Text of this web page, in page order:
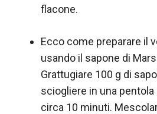
flacone.
Ecco come preparare il
usando il sapone di
Grattugiare 100 g di
sciogliere in una
circa 10 minuti.